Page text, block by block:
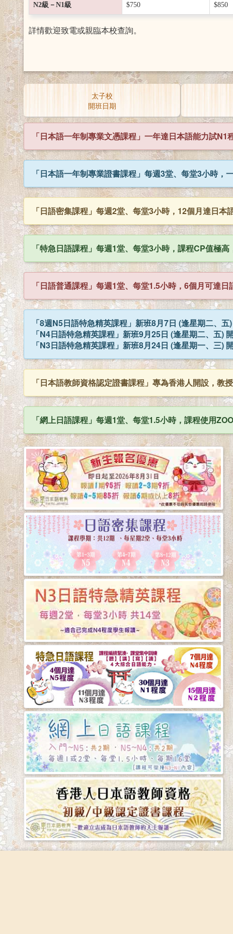
N2級－N1級 $750 $850
詳情歡迎致電或親臨本校查詢。
太子校
開班日期
「日本語一年制專業文憑課程」一年達日本語能力試N1
「日本語一年制專業證書課程」每週3堂、每堂3小時，
「日語密集課程」每週2堂、每堂3小時，12個月達日
「特急日語課程」每週1堂、每堂3小時，課程CP值極
「日語普通課程」每週1堂、每堂1.5小時，6個月可達
「8週N5日語特急精英課程」新班8月7日 (逢星期二、五
「N4日語特急精英課程」新班9月25日 (逢星期二、五)
「N3日語特急精英課程」新班8月24日 (逢星期一、三)
「日本語教師資格認定證書課程」專為香港人開設，教
「網上日語課程」每週1堂、每堂1.5小時，課程使用